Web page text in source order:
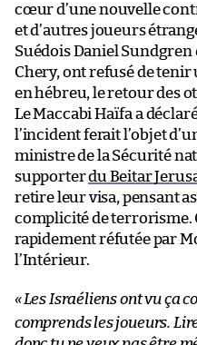
cœur d’une nouvelle
et d’autres joueurs
Suédois Daniel
Chery, ont refusé de
en hébreu, le retour des
Le Maccabi Haïfa a
l’incident ferait l’objet
ministre de la Sécurité
supporterdu Beitar
retire leur visa, pensant
complicité de terrorisme.
rapidement réfutée par
l’Intérieur.
«Les Israéliens ont vu ça
comprends les joueurs.